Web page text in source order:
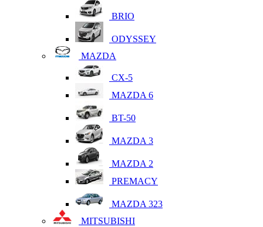
BRIO
ODYSSEY
MAZDA
CX-5
MAZDA 6
BT-50
MAZDA 3
MAZDA 2
PREMACY
MAZDA 323
MITSUBISHI